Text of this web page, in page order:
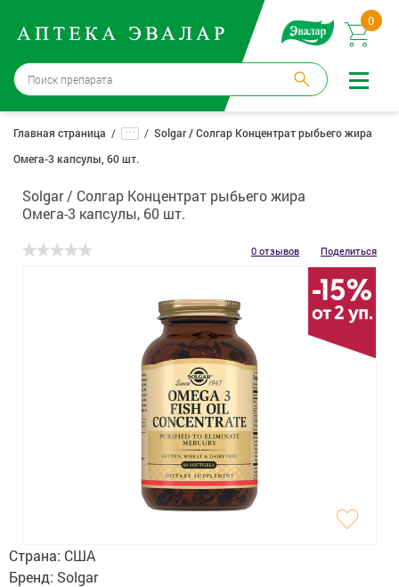
0
Санкт-Петербург→ 3 аптеки
Войти |
Регистрация
Доставка и оплата
Способ получения:
не выбран,изменить
Изделия медицинского назначения
Планирование семьи
Оптика
Главная страница ...
Solgar / Солгар Концентрат рыбьего жира
Омега-3 капсулы, 60 шт.
Solgar / Солгар Концентрат рыбьего жира
Омега-3 капсулы, 60 шт.
0 отзывов Поделиться
Страна: США
Бренд: Solgar